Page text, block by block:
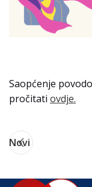
Saopćenje
pročitati ovdje.
Novi